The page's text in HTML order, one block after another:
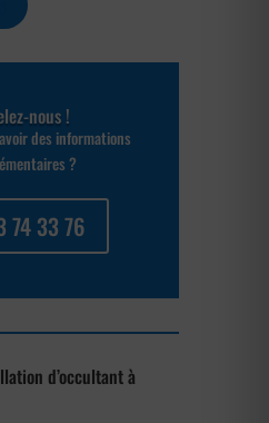
nous !
des informations
?
74 33 76
d’occultant à